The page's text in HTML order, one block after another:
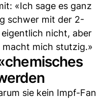
«Ich sage es ganz
schwer mit der 2-
nicht, aber
mich stutzig.»
sie kein Impf-Fan